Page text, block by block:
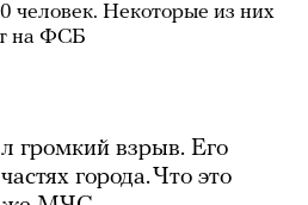
человек. Некоторые из них
на ФСБ
громкий взрыв. Его
города. Что это